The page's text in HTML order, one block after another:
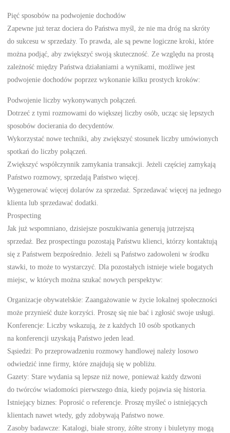
Pięć sposobów na podwojenie dochodów
Zapewne już teraz dociera do Państwa myśl, że nie ma dróg na skróty
do sukcesu w sprzedaży. To prawda, ale są pewne logiczne kroki, które
można podjąć, aby zwiększyć swoją skuteczność. Ze względu na prostą
zależność między Państwa działaniami a wynikami, możliwe jest
podwojenie dochodów poprzez wykonanie kilku prostych kroków:
Podwojenie liczby wykonywanych połączeń.
Dotrzeć z tymi rozmowami do większej liczby osób, ucząc się lepszych
sposobów docierania do decydentów.
Wykorzystać nowe techniki, aby zwiększyć stosunek liczby umówionych
spotkań do liczby połączeń.
Zwiększyć współczynnik zamykania transakcji. Jeżeli częściej zamykają
Państwo rozmowy, sprzedają Państwo więcej.
Wygenerować więcej dolarów za sprzedaż. Sprzedawać więcej na jednego
klienta lub sprzedawać dodatki.
Prospecting
Jak już wspomniano, dzisiejsze poszukiwania generują jutrzejszą
sprzedaż. Bez prospectingu pozostają Państwu klienci, którzy kontaktują
się z Państwem bezpośrednio. Jeżeli są Państwo zadowoleni w środku
stawki, to może to wystarczyć. Dla pozostałych istnieje wiele bogatych
miejsc, w których można szukać nowych perspektyw:
Organizacje obywatelskie: Zaangażowanie w życie lokalnej społeczności
może przynieść duże korzyści. Proszę się nie bać i zgłosić swoje usługi.
Konferencje: Liczby wskazują, że z każdych 10 osób spotkanych
na konferencji uzyskają Państwo jeden lead.
Sąsiedzi: Po przeprowadzeniu rozmowy handlowej należy losowo
odwiedzić inne firmy, które znajdują się w pobliżu.
Gazety: Stare wydania są lepsze niż nowe, ponieważ każdy dzwoni
do twórców wiadomości pierwszego dnia, kiedy pojawia się historia.
Istniejący biznes: Poprosić o referencje. Proszę myśleć o istniejących
klientach nawet wtedy, gdy zdobywają Państwo nowe.
Zasoby badawcze: Katalogi, białe strony, żółte strony i biuletyny mogą